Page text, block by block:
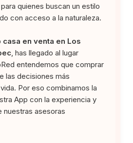
quienes buscan un estilo
con acceso a la naturaleza.
casa en venta en Los
, has llegado al lugar
entendemos que comprar
las decisiones más
Por eso combinamos la
App con la experiencia y
nuestras asesoras